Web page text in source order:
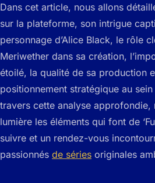
Dans cet article, nous allons
sur la plateforme, son intrigue
personnage d’Alice Black, le rôle
Meriwether dans sa création,
étoilé, la qualité de sa production
positionnement stratégique au
travers cette analyse approfondie,
lumière les éléments qui font de
suivre et un rendez-vous
passionnés de séries originales